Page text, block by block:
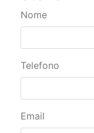
Nome
Telefono
Email